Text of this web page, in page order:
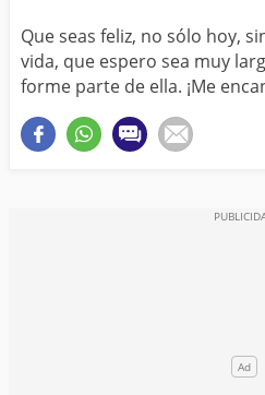
TODAS LAS
Que seas feliz, no sólo hoy,
vida, que espero sea muy
forme parte de ella. ¡Me